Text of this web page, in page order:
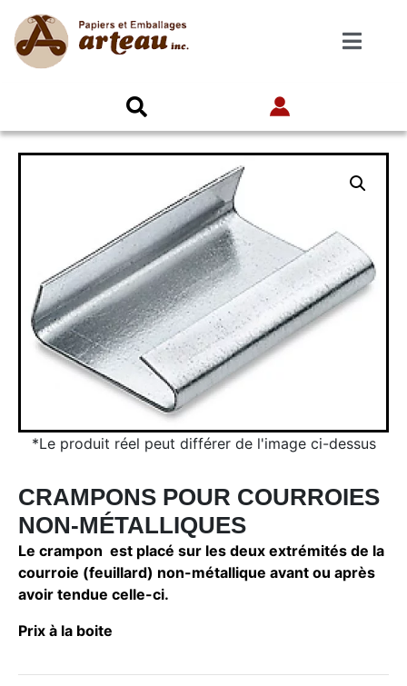
*Le produit réel peut différer de l'image ci-dessus
CRAMPONS POUR COURROIES
NON-MÉTALLIQUES
Le crampon est placé sur les deux extrémités de la
courroie (feuillard) non-métallique avant ou après
avoir tendue celle-ci.
Prix à la boite